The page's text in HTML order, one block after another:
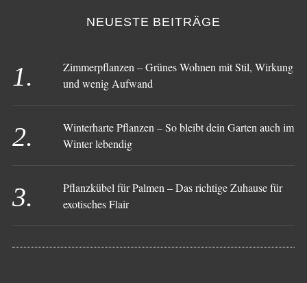
NEUESTE BEITRÄGE
Zimmerpflanzen – Grünes Wohnen mit Stil, Wirkung
und wenig Aufwand
Winterharte Pflanzen – So bleibt dein Garten auch im
Winter lebendig
Pflanzkübel für Palmen – Das richtige Zuhause für
exotisches Flair